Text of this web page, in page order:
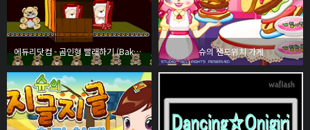
에듀리닷컴 - 곰인형 빨래하기 (Baker Family) 슈의 샌드위치 가게